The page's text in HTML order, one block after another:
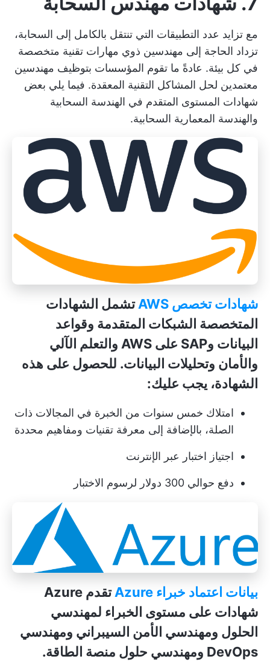
مع تزايد عدد التطبيقات التي تنتقل بالكامل إلى السحابة،
تزداد الحاجة إلى مهندسين ذوي مهارات تقنية متخصصة
في كل بيئة. عادةً ما تقوم المؤسسات بتوظيف مهندسين
معتمدين لحل المشاكل التقنية المعقدة. فيما يلي بعض
شهادات المستوى المتقدم في الهندسة السحابية
والهندسة المعمارية السحابية.
شهادات تخصص AWS
تشمل الشهادات
المتخصصة الشبكات المتقدمة وقواعد
البيانات وSAP على AWS والتعلم الآلي
والأمان وتحليلات البيانات. للحصول على هذه
الشهادة، يجب عليك:
امتلاك خمس سنوات من الخبرة في المجالات ذات
الصلة، بالإضافة إلى معرفة تقنيات ومفاهيم محددة
اجتياز اختبار عبر الإنترنت
دفع حوالي 300 دولار لرسوم الاختبار
بيانات اعتماد خبراء Azure
تقدم Azure
شهادات على مستوى الخبراء لمهندسي
الحلول ومهندسي الأمن السيبراني ومهندسي
DevOps ومهندسي حلول منصة الطاقة.